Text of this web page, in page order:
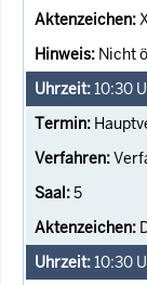
Nicht
10:30
5
10:30